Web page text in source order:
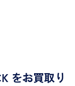
をお買取り